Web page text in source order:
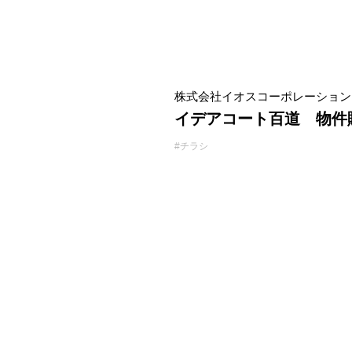
株式会社イオスコーポレーショ
イデアコート百道 物件
#チラシ